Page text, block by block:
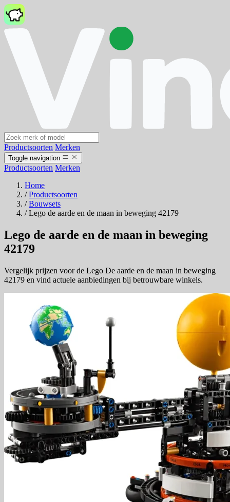
Productsoorten Merken
Toggle navigation
Productsoorten Merken
Home
/ Productsoorten
/ Bouwsets
/ Lego de aarde en de maan in beweging 42179
Lego de aarde en de maan in beweging
42179
Vergelijk prijzen voor de Lego De aarde en de maan in beweging
42179 en vind actuele aanbiedingen bij betrouwbare winkels.